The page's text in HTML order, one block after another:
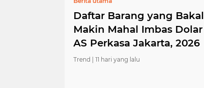
Daftar Barang yang Bakal
Makin Mahal Imbas Dolar
AS Perkasa Jakarta, 2026
Trend | 11 hari yang lalu